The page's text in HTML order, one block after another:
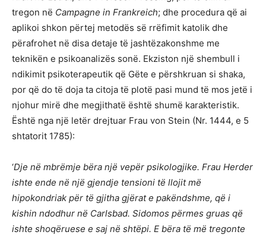
tregon në Campagne in Frankreich; dhe procedura që ai
aplikoi shkon përtej metodës së rrëfimit katolik dhe
përafrohet në disa detaje të jashtëzakonshme me
teknikën e psikoanalizës sonë. Ekziston një shembull i
ndikimit psikoterapeutik që Gëte e përshkruan si shaka,
por që do të doja ta citoja të plotë pasi mund të mos jetë i
njohur mirë dhe megjithatë është shumë karakteristik.
Është nga një letër drejtuar Frau von Stein (Nr. 1444, e 5
shtatorit 1785):
‘Dje në mbrëmje bëra një vepër psikologjike. Frau Herder
ishte ende në një gjendje tensioni të llojit më
hipokondriak për të gjitha gjërat e pakëndshme, që i
kishin ndodhur në Carlsbad. Sidomos përmes gruas që
ishte shoqëruese e saj në shtëpi. E bëra të më tregonte